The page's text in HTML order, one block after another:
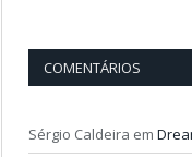
COMENTÁRIOS
Sérgio Caldeira em